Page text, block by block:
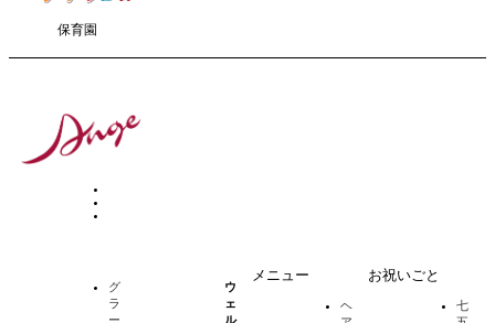
保育園
グ
ラ
ー
ウ
ェ
ル
メニュー
ヘ
お祝いごと
七